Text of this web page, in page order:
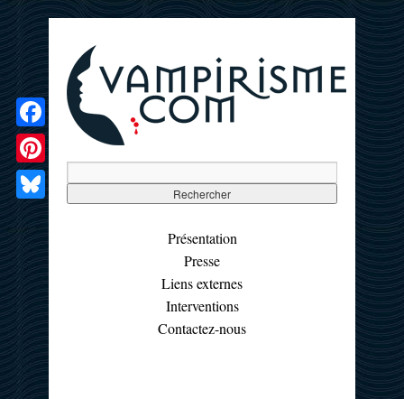
Présentation
Presse
Liens externes
Interventions
Contactez-nous
Facebook
Pinterest
Bluesky